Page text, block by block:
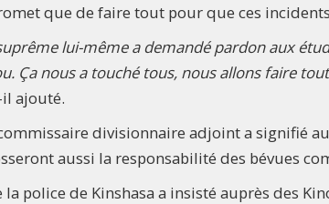
que de faire tout pour que ces
lui-même a demandé pardon aux
Ça nous a touché tous, nous allons faire
ajouté.
divisionnaire adjoint a signifié
aussi la responsabilité des bévues
police de Kinshasa a insisté auprès des